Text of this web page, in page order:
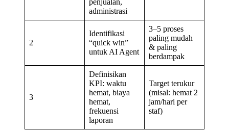
penjualan,
administrasi
2
Identifikasi
“quick win”
untuk AI Agent
3–5 proses
paling mudah
& paling
berdampak
3
Definisikan
KPI: waktu
hemat, biaya
hemat,
frekuensi
laporan
Target terukur
(misal: hemat 2
jam/hari per
staf)